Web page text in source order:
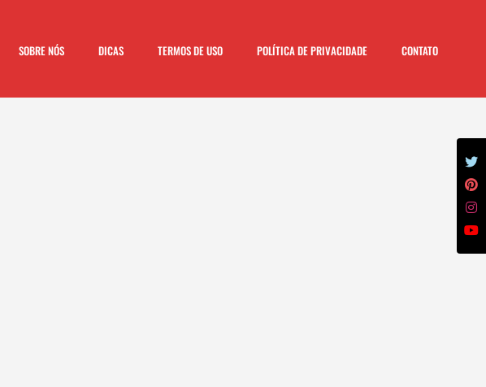
SOBRE NÓS DICAS TERMOS DE USO POLÍTICA DE PRIVACIDADE CONTATO